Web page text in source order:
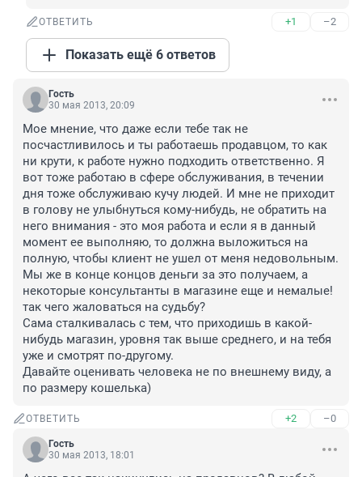
ОТВЕТИТЬ +1 –2
Показать ещё 6 ответов
Гость
30 мая 2013, 20:09
Мое мнение, что даже если тебе так не
посчастливилось и ты работаешь продавцом, то как
ни крути, к работе нужно подходить ответственно. Я
вот тоже работаю в сфере обслуживания, в течении
дня тоже обслуживаю кучу людей. И мне не приходит
в голову не улыбнуться кому-нибудь, не обратить на
него внимания - это моя работа и если я в данный
момент ее выполняю, то должна выложиться на
полную, чтобы клиент не ушел от меня недовольным.
Мы же в конце концов деньги за это получаем, а
некоторые консультанты в магазине еще и немалые!
так чего жаловаться на судьбу?
Сама сталкивалась с тем, что приходишь в какой-
нибудь магазин, уровня так выше среднего, и на тебя
уже и смотрят по-другому.
Давайте оценивать человека не по внешнему виду, а
по размеру кошелька)
ОТВЕТИТЬ +2 –0
Гость
30 мая 2013, 18:01